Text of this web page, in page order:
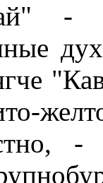
-
-